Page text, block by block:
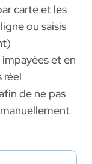
carte et les
ou saisis
et en
réel
de ne pas